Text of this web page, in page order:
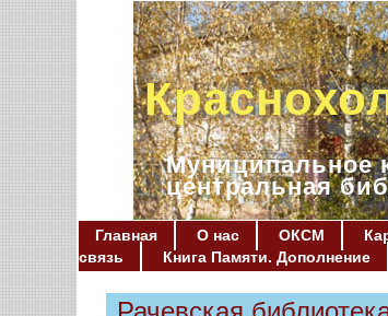
Муниципальное
центральная
Главная О нас ОКСМ
связь
Книга Памяти. Дополнение